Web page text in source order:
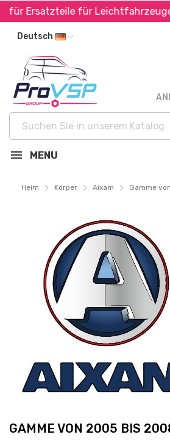
für Leichtfahrzeuge
Deutsch
MENU
Heim Körper Aixam Gamme
GAMME VON 2005 BIS